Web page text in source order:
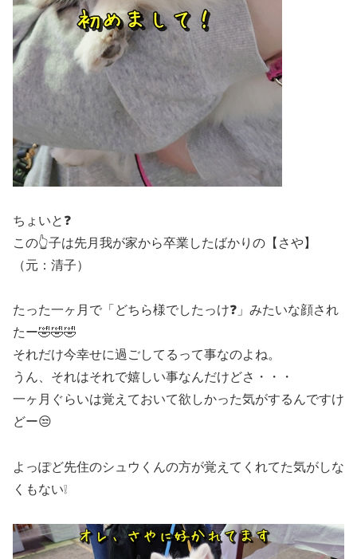
ちょいと❓
この👆子は先月我が家から卒業したばかりの【さや】
（元：清子）
たった一ヶ月で「どちら様でしたっけ❓」みたいな顔され
たー🤣🤣🤣
それだけ今幸せに過ごしてるって事なのよね。
うん、それはそれで嬉しい事なんだけどさ・・・
一ヶ月ぐらいは覚えておいて欲しかった気がするんですけ
どー😒
よっぽど先住のシュウくんの方が覚えてくれてた気がしな
くもない❕